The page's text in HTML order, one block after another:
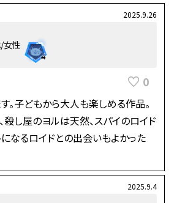
2025.9.26
女性
0
。子どもから大人も楽しめる作品。
殺し屋のヨルは天然、スパイのロイド
になるロイドとの出会いもよかった
2025.9.4